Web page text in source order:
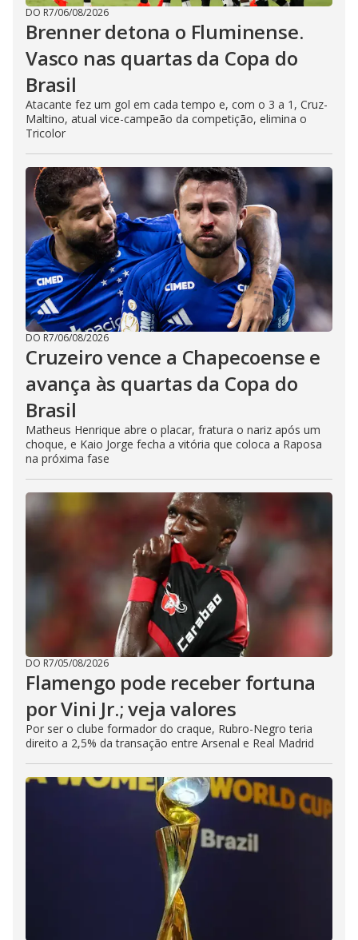
DO R7/06/08/2026
Brenner detona o Fluminense.
Vasco nas quartas da Copa do
Brasil
Atacante fez um gol em cada tempo e, com o 3 a 1, Cruz-
Maltino, atual vice-campeão da competição, elimina o
Tricolor
DO R7/06/08/2026
Cruzeiro vence a Chapecoense e
avança às quartas da Copa do
Brasil
Matheus Henrique abre o placar, fratura o nariz após um
choque, e Kaio Jorge fecha a vitória que coloca a Raposa
na próxima fase
DO R7/05/08/2026
Flamengo pode receber fortuna
por Vini Jr.; veja valores
Por ser o clube formador do craque, Rubro-Negro teria
direito a 2,5% da transação entre Arsenal e Real Madrid